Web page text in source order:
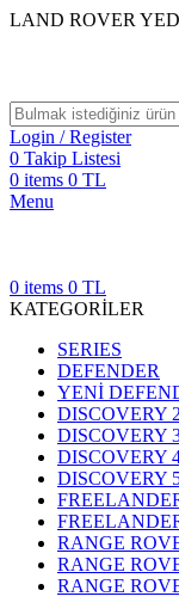
LAND ROVER
Login / Register
0 Takip Listesi
0 items 0 TL
Menu
0 items 0 TL
KATEGORİLER
SERIES
DEFENDER
YENİ
DISCOVERY 2
DISCOVERY
DISCOVERY
DISCOVERY
RANGE
RANGE
RANGE